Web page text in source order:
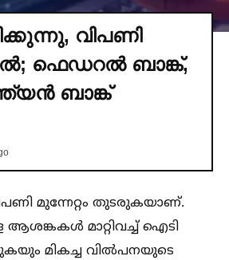
വിപണി
ഫെഡറല്‍ ബാങ്ക്,
ബാങ്ക്
മുന്നേറ്റം തുടരുകയാണ്.
മാറ്റിവച്ച്‌ ഐടി
മികച്ച വില്‍പനയുടെ